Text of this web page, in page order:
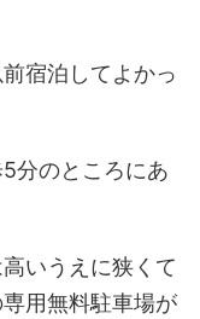
宿泊してよかっ
分のところにあ
いうえに狭くて
用無料駐車場が